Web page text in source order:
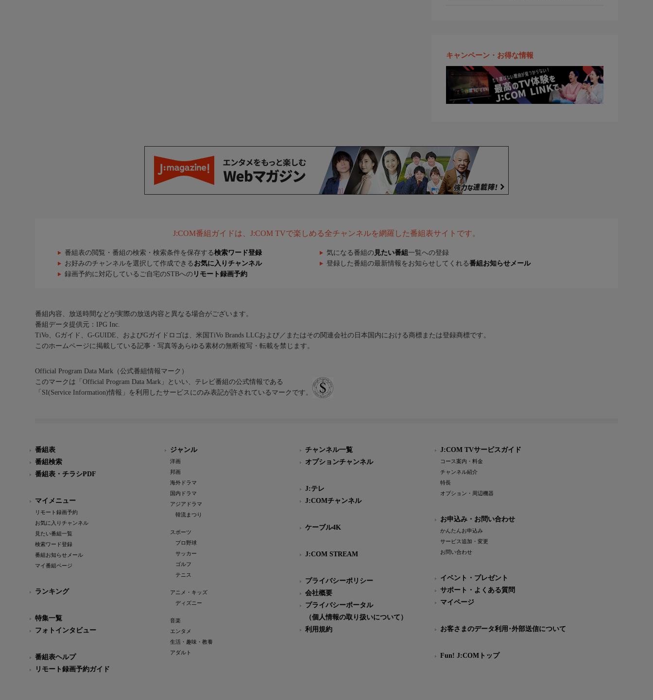
キャンペーン・お得な情報
J:COM番組ガイドは、J:COM TVで楽しめる全チャンネルを網羅した番組表サイトです。
番組表の閲覧・番組の検索・検索条件を保存する検索ワード登録 気になる番組の 見たい番組 一覧への登録
お好みのチャンネルを選択して作成できる お気に入りチャンネル 登録した番組の最新情報をお知らせしてくれる番組お知らせメール
録画予約に対応しているご自宅のSTBへの リモート録画予約
番組内容、放送時間などが実際の放送内容と異なる場合がございます。
番組データ提供元：IPG Inc.
TiVo、Gガイド、G-GUIDE、およびGガイドロゴは、米国TiVo Brands LLCおよび／またはその関連会社の日本国内における商標または登録商標です。
このホームページに掲載している記事・写真等あらゆる素材の無断複写・転載を禁じます。
Official Program Data Mark（公式番組情報マーク）
このマークは「Official Program Data Mark」といい、テレビ番組の公式情報である
「SI(Service Information)情報」を利用したサービスにのみ表記が許されているマークです。
番組表
番組検索
番組表・チラシPDF
マイメニュー
リモート録画予約
お気に入りチャンネル
見たい番組一覧
検索ワード登録
番組お知らせメール
マイ番組ページ
ランキング
特集一覧
フォトインタビュー
番組表ヘルプ
リモート録画予約ガイド
ジャンル
洋画
邦画
海外ドラマ
国内ドラマ
アジアドラマ
韓流まつり
スポーツ
プロ野球
サッカー
ゴルフ
テニス
アニメ・キッズ
ディズニー
音楽
エンタメ
生活・趣味・教養
アダルト
チャンネル一覧
オプションチャンネル
J:テレ
J:COMチャンネル
ケーブル4K
J:COM STREAM
プライバシーポリシー
会社概要
プライバシーポータル
（個人情報の取り扱いについて）
利用規約
J:COM TVサービスガイド
コース案内・料金
チャンネル紹介
特長
オプション・周辺機器
お申込み・お問い合わせ
かんたんお申込み
サービス追加・変更
お問い合わせ
イベント・プレゼント
サポート・よくある質問
マイページ
お客さまのデータ利用･外部送信について
Fun! J:COMトップ